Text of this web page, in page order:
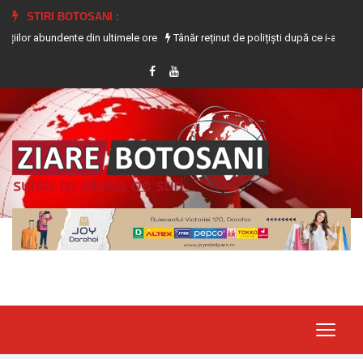
STIRI BOTOSANI :
din ultimele ore
Tânăr reținut de polițiști după ce i-a furat telefonul